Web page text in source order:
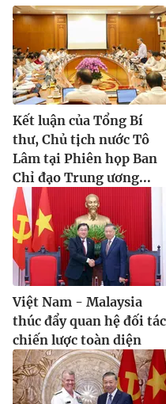
Kết luận của Tổng Bí
thư, Chủ tịch nước Tô
Lâm tại Phiên họp Ban
Chỉ đạo Trung ương...
Việt Nam - Malaysia
thúc đẩy quan hệ đối tác
chiến lược toàn diện